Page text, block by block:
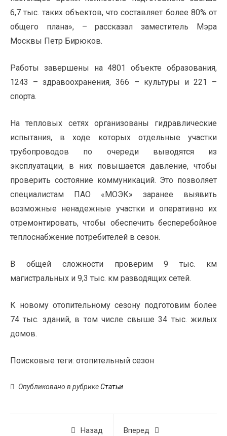
6,7 тыс. таких объектов, что составляет более 80% от
общего плана», – рассказал заместитель Мэра
Москвы Петр Бирюков.
Работы завершены на 4801 объекте образования,
1243 – здравоохранения, 366 – культуры и 221 –
спорта.
На тепловых сетях организованы гидравлические
испытания, в ходе которых отдельные участки
трубопроводов по очереди выводятся из
эксплуатации, в них повышается давление, чтобы
проверить состояние коммуникаций. Это позволяет
специалистам ПАО «МОЭК» заранее выявить
возможные ненадежные участки и оперативно их
отремонтировать, чтобы обеспечить бесперебойное
теплоснабжение потребителей в сезон.
В общей сложности проверим 9 тыс. км
магистральных и 9,3 тыс. км разводящих сетей.
К новому отопительному сезону подготовим более
74 тыс. зданий, в том числе свыше 34 тыс. жилых
домов.
Поисковые теги: отопительный сезон
Опубликовано в рубрикеСтатьи
Назад
Вперед